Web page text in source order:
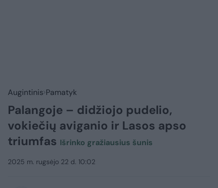
Augintinis Pamatyk
Palangoje – didžiojo pudelio,
vokiečių aviganio ir Lasos apso
triumfas Išrinko gražiausius šunis
2025 m. rugsėjo 22 d. 10:02